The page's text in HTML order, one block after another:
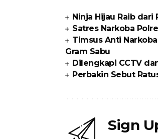
Ninja Hijau Raib
Satres Narkoba
Timsus Anti
Gram Sabu
Dilengkapi CCTV
Perbakin Sebut
Sign